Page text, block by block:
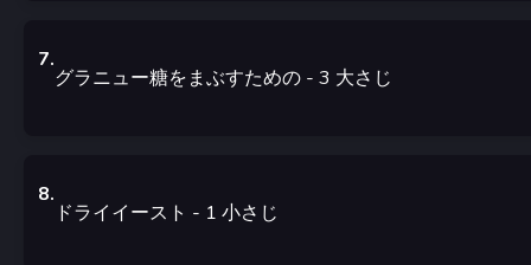
7.
グラニュー糖をまぶすための - 3 大さじ
8.
ドライイースト - 1 小さじ